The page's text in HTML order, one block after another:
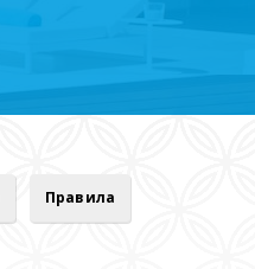
Правила